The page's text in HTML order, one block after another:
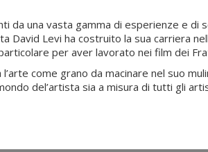
da una vasta gamma di esperienze e di
Levi ha costruito la sua carriera
per aver lavorato nei film dei
come grano da macinare nel suo
del’artista sia a misura di tutti gli